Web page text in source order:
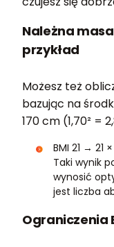
Należna
przykład
Możesz też
bazując na
170 cm (1,70² =
BMI 21 → 21
Taki wynik
wynosić
jest liczba
Ograniczenia